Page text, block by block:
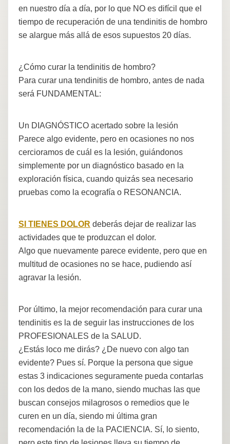
en nuestro día a día, por lo que NO es difícil que el
tiempo de recuperación de una tendinitis de hombro
se alargue más allá de esos supuestos 20 días.
¿Cómo curar la tendinitis de hombro?
Para curar una tendinitis de hombro, antes de nada
será FUNDAMENTAL:
Un DIAGNÓSTICO acertado sobre la lesión
Parece algo evidente, pero en ocasiones no nos
cercioramos de cuál es la lesión, guiándonos
simplemente por un diagnóstico basado en la
exploración física, cuando quizás sea necesario
pruebas como la ecografía o RESONANCIA.
SI TIENES DOLOR deberás dejar de realizar las
actividades que te produzcan el dolor.
Algo que nuevamente parece evidente, pero que en
multitud de ocasiones no se hace, pudiendo así
agravar la lesión.
Por último, la mejor recomendación para curar una
tendinitis es la de seguir las instrucciones de los
PROFESIONALES de la SALUD.
¿Estás loco me dirás? ¿De nuevo con algo tan
evidente? Pues sí. Porque la persona que sigue
estas 3 indicaciones seguramente pueda contarlas
con los dedos de la mano, siendo muchas las que
buscan consejos milagrosos o remedios que le
curen en un día, siendo mi última gran
recomendación la de la PACIENCIA. Sí, lo siento,